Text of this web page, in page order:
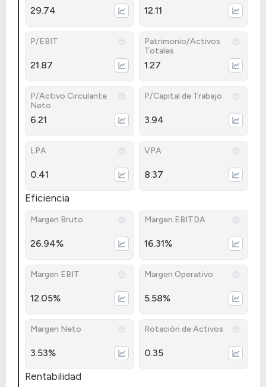
29.74 12.11
P/EBIT
21.87
Patrimonio/Activos
Totales
1.27
P/Activo Circulante
Neto
6.21
P/Capital de Trabajo
3.94
LPA
0.41
VPA
8.37
Eficiencia
Margen Bruto
26.94%
Margen EBITDA
16.31%
Margen EBIT
12.05%
Margen Operativo
5.58%
Margen Neto
3.53%
Rotación de Activos
0.35
Rentabilidad